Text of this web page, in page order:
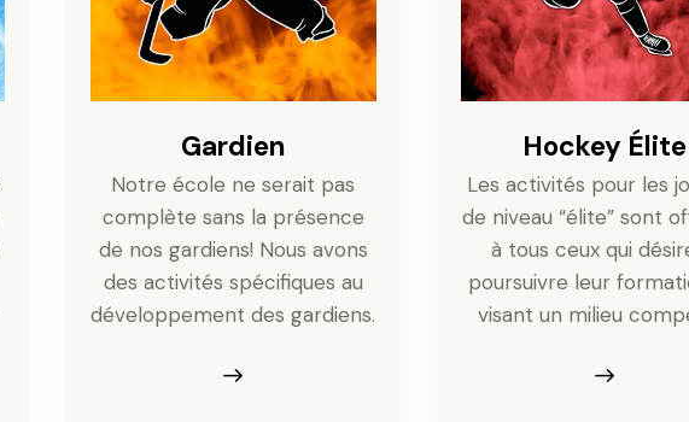
Gardien
Notre école ne serait pas
complète sans la présence
de nos gardiens! Nous avons
des activités spécifiques au
développement des gardiens.
Hockey Élite
Les activités pour les
de niveau “élite” sont
à tous ceux qui
poursuivre leur
visant un milieu